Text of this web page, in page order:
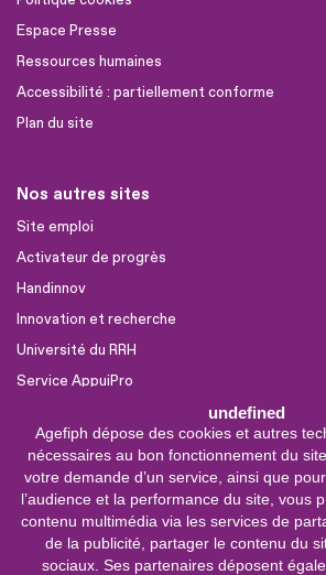
undefined
Agefiph dépose des cookies et autres
nécessaires au bon fonctionnement du
votre demande d’un service, ainsi que
l’audience et la performance du site, vous
contenu multimédia via les services de
de la publicité, partager le contenu du
sociaux. Ses partenaires déposent
Espace Presse
Ressources humaines
Accessibilité : partiellement conforme
Plan du site
Nos autres sites
Site emploi
Activateur de progrès
Handinnov
Innovation et recherche
Université du RRH
Service AppuiPro
Nous suivre
Youtube
Linkedin
Facebook